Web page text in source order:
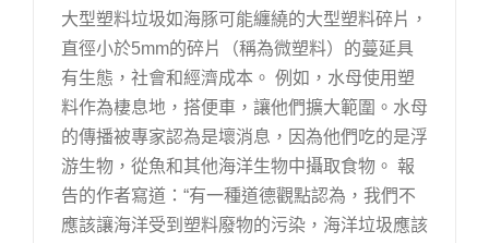
大型塑料垃圾如海豚可能纏繞的大型塑料碎片，
直徑小於5mm的碎片（稱為微塑料）的蔓延具
有生態，社會和經濟成本。 例如，水母使用塑
料作為棲息地，搭便車，讓他們擴大範圍。水母
的傳播被專家認為是壞消息，因為他們吃的是浮
游生物，從魚和其他海洋生物中攝取食物。 報
告的作者寫道：“有一種道德觀點認為，我們不
應該讓海洋受到塑料廢物的污染，海洋垃圾應​​該